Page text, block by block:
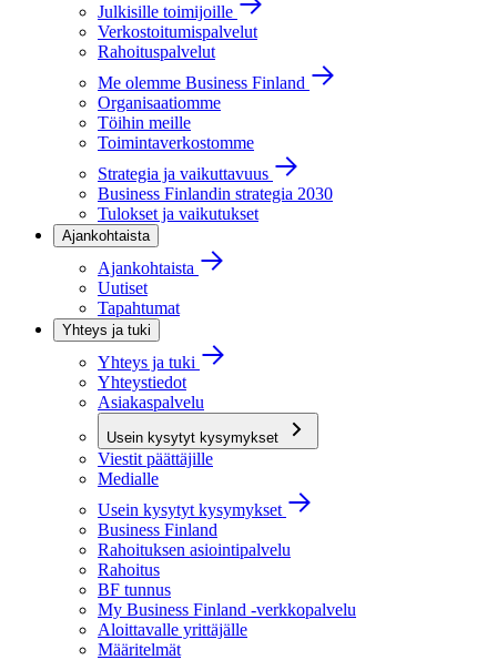
Julkisille toimijoille
Verkostoitumispalvelut
Rahoituspalvelut
Me olemme Business Finland
Organisaatiomme
Töihin meille
Toimintaverkostomme
Strategia ja vaikuttavuus
Business Finlandin strategia 2030
Tulokset ja vaikutukset
Ajankohtaista
Ajankohtaista
Uutiset
Tapahtumat
Yhteys ja tuki
Yhteys ja tuki
Yhteystiedot
Asiakaspalvelu
Usein kysytyt kysymykset
Viestit päättäjille
Medialle
Usein kysytyt kysymykset
Business Finland
Rahoituksen asiointipalvelu
Rahoitus
BF tunnus
My Business Finland -verkkopalvelu
Aloittavalle yrittäjälle
Määritelmät